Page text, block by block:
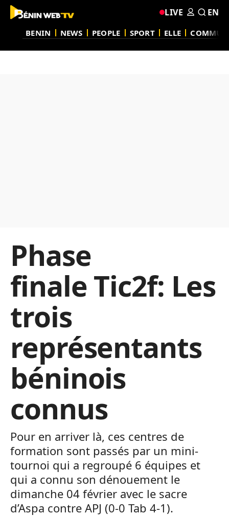
BENIN NEWS PEOPLE SPORT ELLE
LIVE EN
Phase
finale Tic2f: Les
trois
représentants
béninois
connus
Pour en arriver là, ces centres de
formation sont passés par un mini-
tournoi qui a regroupé 6 équipes et
qui a connu son dénouement le
dimanche 04 février avec le sacre
d’Aspa contre APJ (0-0 Tab 4-1).